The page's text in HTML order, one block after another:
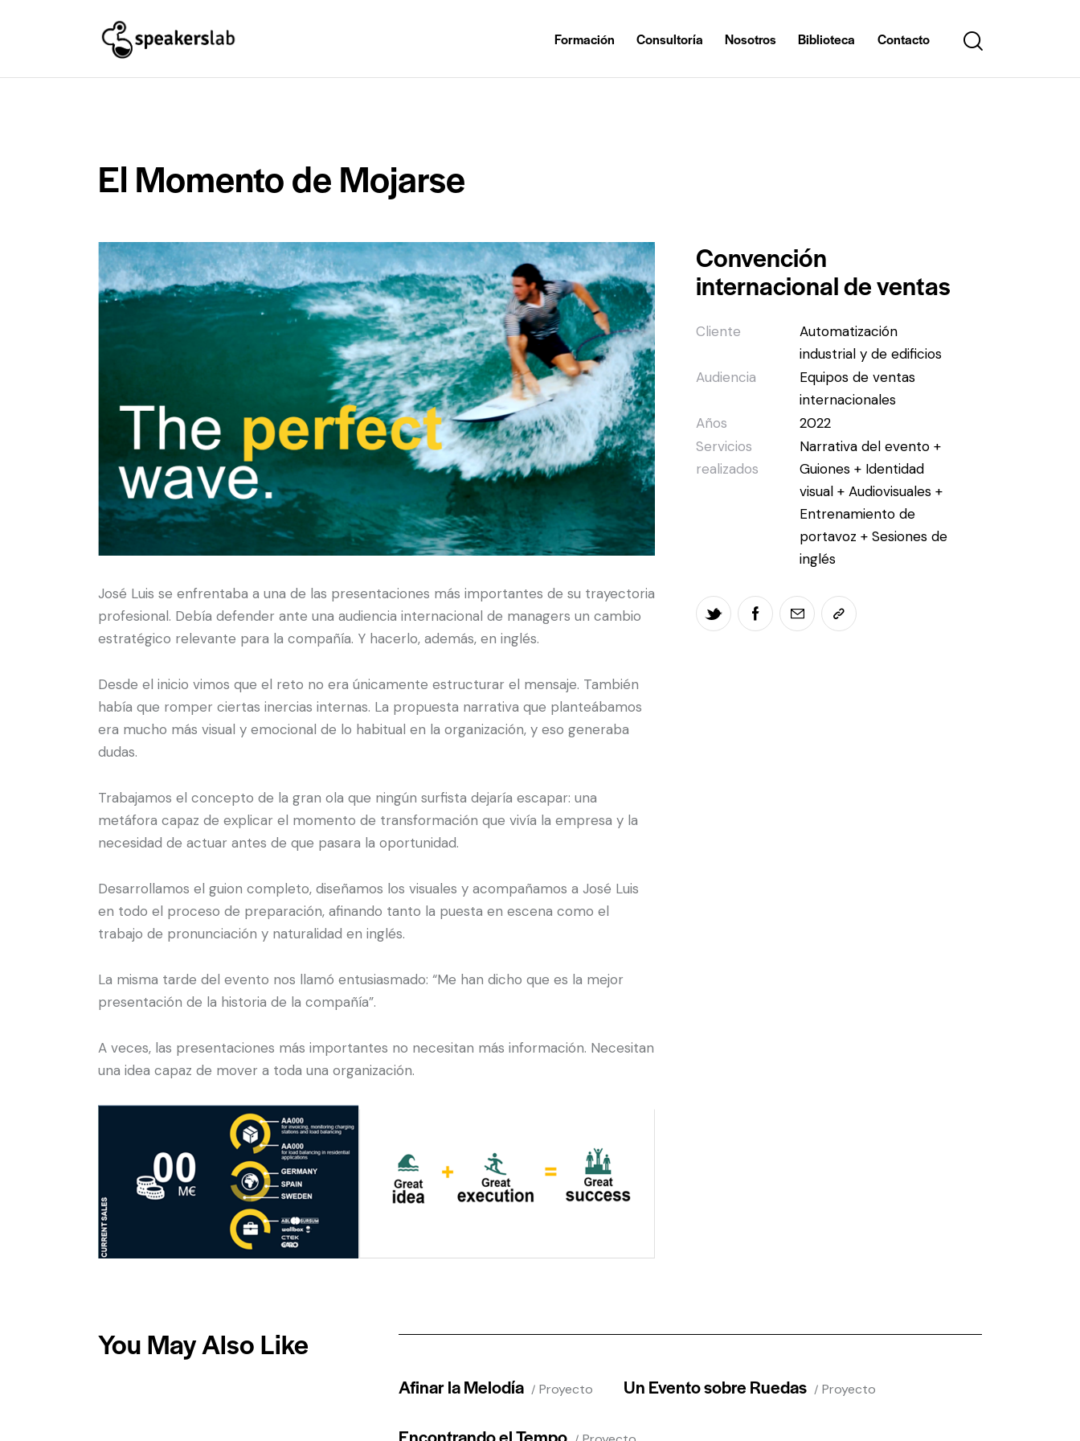
Formación Consultoría Nosotros Biblioteca Contacto
El Momento de Mojarse
José Luis se enfrentaba a una de las presentaciones más importantes de su trayectoria
profesional. Debía defender ante una audiencia internacional de managers un cambio
estratégico relevante para la compañía. Y hacerlo, además, en inglés.
Desde el inicio vimos que el reto no era únicamente estructurar el mensaje. También
había que romper ciertas inercias internas. La propuesta narrativa que planteábamos
era mucho más visual y emocional de lo habitual en la organización, y eso generaba
dudas.
Trabajamos el concepto de la gran ola que ningún surfista dejaría escapar: una
metáfora capaz de explicar el momento de transformación que vivía la empresa y la
necesidad de actuar antes de que pasara la oportunidad.
Desarrollamos el guion completo, diseñamos los visuales y acompañamos a José Luis
en todo el proceso de preparación, afinando tanto la puesta en escena como el
trabajo de pronunciación y naturalidad en inglés.
La misma tarde del evento nos llamó entusiasmado: “Me han dicho que es la mejor
presentación de la historia de la compañía”.
A veces, las presentaciones más importantes no necesitan más información. Necesitan
una idea capaz de mover a toda una organización.
Convención
internacional de ventas
Cliente
Automatización
industrial y de edificios
Audiencia
Equipos de ventas
internacionales
Años
2022
Servicios
realizados
Narrativa del evento +
Guiones + Identidad
visual + Audiovisuales +
Entrenamiento de
portavoz + Sesiones de
inglés
You May Also Like
Proyecto
Afinar la Melodía Proyecto
Un Evento sobre Ruedas